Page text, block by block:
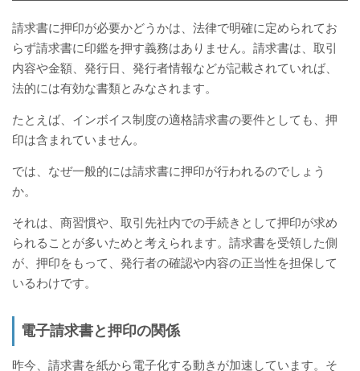
請求書に押印が必要かどうかは、法律で明確に定められてお
らず請求書に印鑑を押す義務はありません。請求書は、取引
内容や金額、発行日、発行者情報などが記載されていれば、
法的には有効な書類とみなされます。
たとえば、インボイス制度の適格請求書の要件としても、押
印は含まれていません。
では、なぜ一般的には請求書に押印が行われるのでしょう
か。
それは、商習慣や、取引先社内での手続きとして押印が求め
られることが多いためと考えられます。請求書を受領した側
が、押印をもって、発行者の確認や内容の正当性を担保して
いるわけです。
電子請求書と押印の関係
昨今、請求書を紙から電子化する動きが加速しています。そ